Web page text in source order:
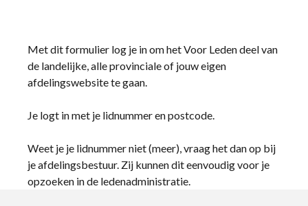
Met dit formulier log je in om het Voor Leden deel van
de landelijke, alle provinciale of jouw eigen
afdelingswebsite te gaan.
Je logt in met je lidnummer en postcode.
Weet je je lidnummer niet (meer), vraag het dan op bij
je afdelingsbestuur. Zij kunnen dit eenvoudig voor je
opzoeken in de ledenadministratie.